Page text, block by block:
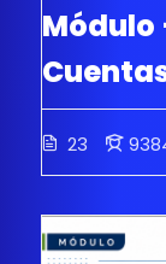
Módulo
23